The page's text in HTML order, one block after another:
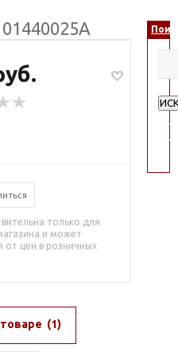
только для
и может
от цен в розничных
(1)